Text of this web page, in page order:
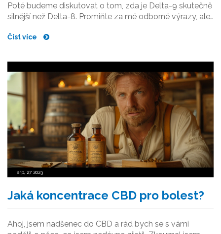
Poté budeme diskutovat o tom, zda je Delta-9 skutečně
silnější než Delta-8. Promiňte za mé odborné výrazy, ale
tedy, pojďme začít!
Číst více
srp, 27 2023
Jaká koncentrace CBD pro bolest?
Ahoj, jsem nadšenec do CBD a rád bych se s vámi